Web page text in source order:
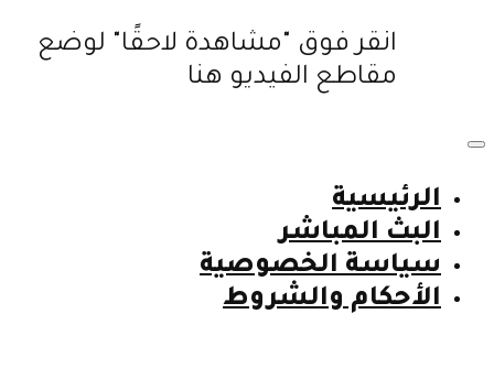
انقر فوق "مشاهدة لاحقًا" لوضع
مقاطع الفيديو هنا
الرئيسية
البث المباشر
سياسة الخصوصية
الأحكام والشروط